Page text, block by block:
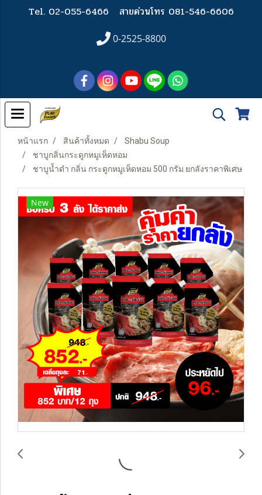
Tel. 02-055-6466 สายด่วนโทร 081-546-6606
0-2525-8800
หน้าแรก สินค้าทั้งหมด
Shabu Soup
ชาบูกลิ่นกระดูกหมูเห็ดหอม
ชาบูน้ำดำ กลิ่น กระดูกหมูเห็ดหอม 500 กรัม ยกลังราคาพิเศษ
New